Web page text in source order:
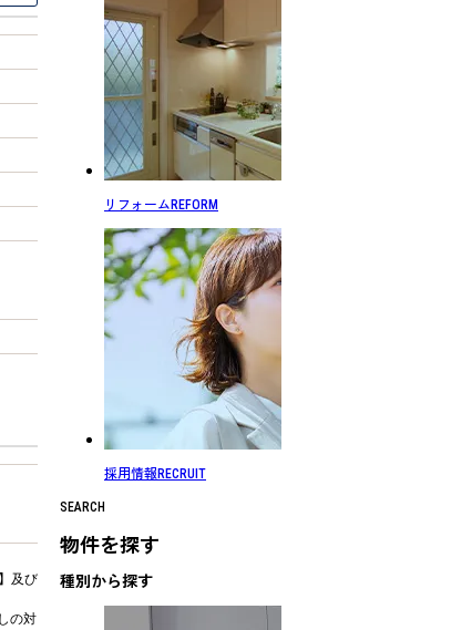
及び
の対
リフォーム REFORM
採用情報 RECRUIT
SEARCH
物件を探す
種別から探す